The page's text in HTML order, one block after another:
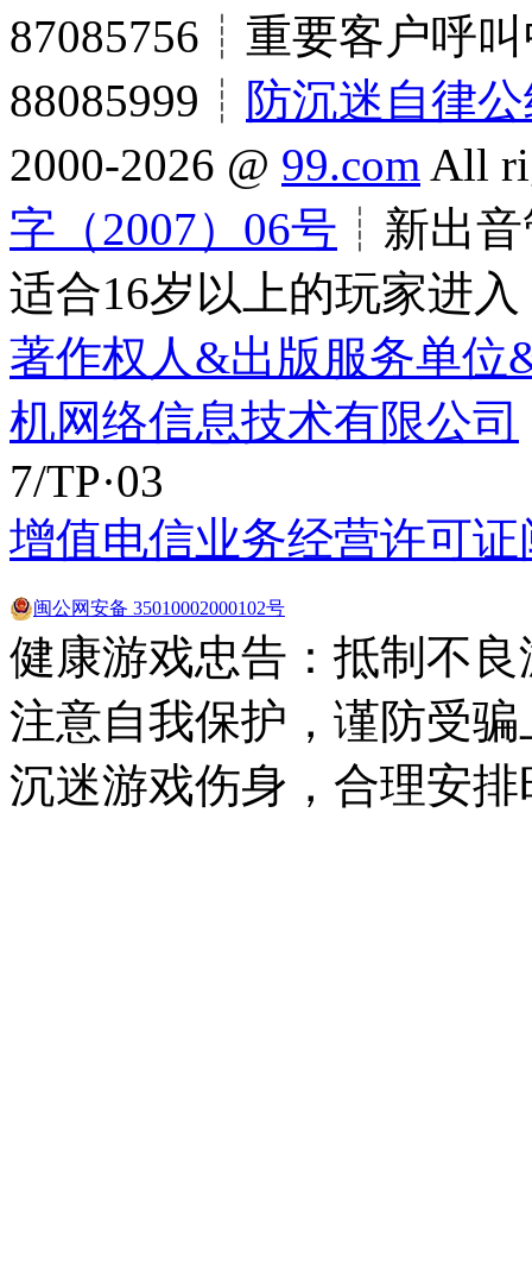
87085756┊重要客户呼
88085999┊ 防沉迷自律
2000-2026 @ 99.com All
字（2007）06号 ┊新出
适合16岁以上的玩家进入
著作权人&出版服务单位
机网络信息技术有限公司
7/TP·03
增值电信业务经营许可证
闽公网安备 35010002000102号
健康游戏忠告：抵制不
注意自我保护，谨防受
沉迷游戏伤身，合理安